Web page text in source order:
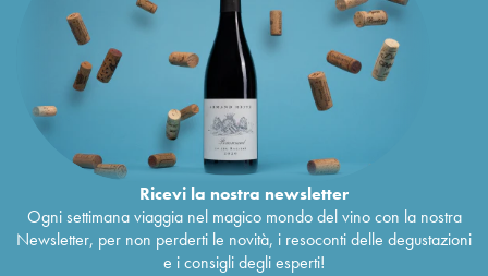
Ricevi la nostra newsletter
Ogni settimana viaggia nel magico mondo del vino con la nostra
Newsletter, per non perderti le novità, i resoconti delle degustazioni
e i consigli degli esperti!